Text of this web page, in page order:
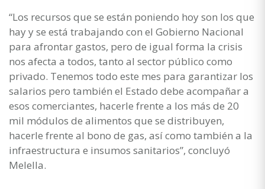
“Los recursos que se están poniendo hoy son los que
hay y se está trabajando con el Gobierno Nacional
para afrontar gastos, pero de igual forma la crisis
nos afecta a todos, tanto al sector público como
privado. Tenemos todo este mes para garantizar los
salarios pero también el Estado debe acompañar a
esos comerciantes, hacerle frente a los más de 20
mil módulos de alimentos que se distribuyen,
hacerle frente al bono de gas, así como también a la
infraestructura e insumos sanitarios”, concluyó
Melella.